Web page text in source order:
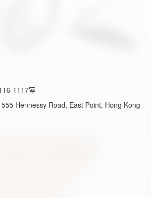
1117室
Hennessy Road, East Point, Hong Kong